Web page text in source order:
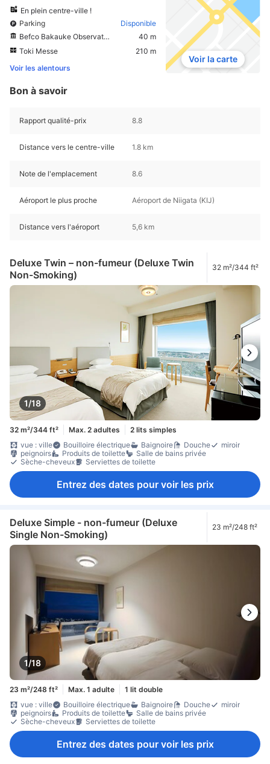
En plein centre-ville !
Parking
Disponible
Befco Bakauke Observatory Room
40 m
Toki Messe
210 m
Voir les alentours
Voir la carte
Bon à savoir
Rapport qualité-prix 8.8
Distance vers le centre-ville 1.8 km
Note de l'emplacement 8.6
Aéroport le plus proche Aéroport de Niigata (KIJ)
Distance vers l'aéroport 5,6 km
Deluxe Twin – non-fumeur (Deluxe Twin
Non-Smoking)
32 m²/344 ft²
1/18
32 m²/344 ft² Max. 2 adultes
2 lits simples
vue : ville
Bouilloire électrique Baignoire Douche
miroir
peignoirs
Produits de toilette
Salle de bains privée
Sèche-cheveux
Serviettes de toilette
Entrez des dates pour voir les prix
Deluxe Simple - non-fumeur (Deluxe
Single Non-Smoking)
23 m²/248 ft²
1/18
23 m²/248 ft² Max. 1 adulte
1 lit double
vue : ville
Bouilloire électrique Baignoire Douche
miroir
peignoirs
Produits de toilette
Salle de bains privée
Sèche-cheveux
Serviettes de toilette
Entrez des dates pour voir les prix